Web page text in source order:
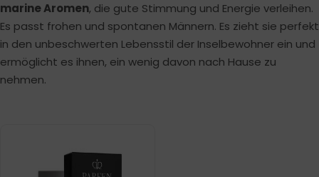
marine Aromen, die gute Stimmung und Energie verleihen.
Es passt frohen und spontanen Männern. Es zieht sie perfekt
in den unbeschwerten Lebensstil der Inselbewohner ein und
ermöglicht es ihnen, ein wenig davon nach Hause zu
nehmen.